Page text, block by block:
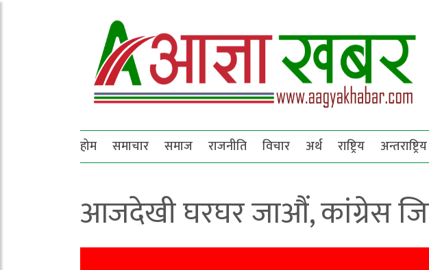
होम समाचार समाज राजनीति विचार अर्थ राष्ट्रिय अन्तराष्ट्रिय
आजदेखी घरघर जाऔं, कांग्रेस